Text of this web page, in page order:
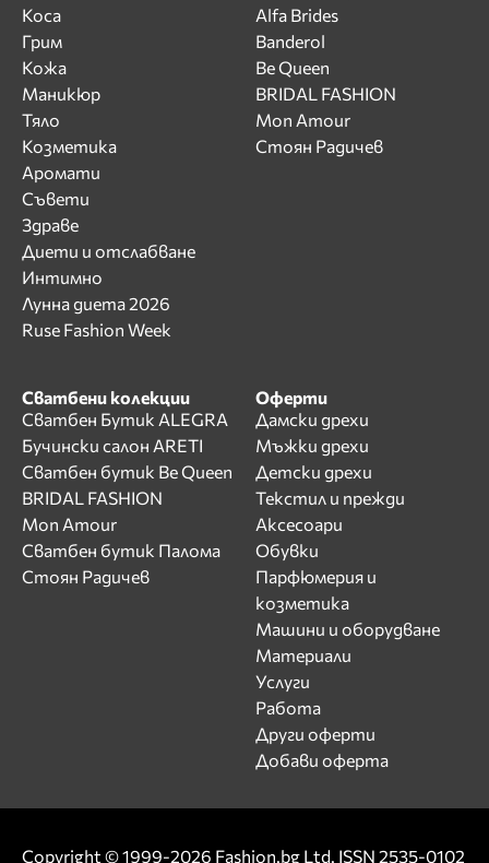
Коса
Грим
Кожа
Маникюр
Тяло
Козметика
Аромати
Съвети
Здраве
Диети и отслабване
Интимно
Лунна диета 2026
Ruse Fashion Week
Alfa Brides
Banderol
Be Queen
BRIDAL FASHION
Mon Amour
Стоян Радичев
Сватбени колекции
Сватбен Бутик ALEGRA
Бучински салон ARETI
Сватбен бутик Be Queen
BRIDAL FASHION
Mon Amour
Сватбен бутик Палома
Стоян Радичев
Оферти
Дамски дрехи
Мъжки дрехи
Детски дрехи
Текстил и прежди
Аксесоари
Обувки
Парфюмерия и
козметика
Машини и оборудване
Материали
Услуги
Работа
Други оферти
Добави оферта
Copyright © 1999-2026 Fashion.bg Ltd. ISSN 2535-0102